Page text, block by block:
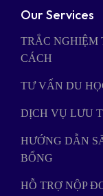
Our Services
TRẮC NGHIỆM
CÁCH
TƯ VẤN DU
DỊCH VỤ LƯU
HƯỚNG DẪN
BỔNG
HỖ TRỢ NỘP